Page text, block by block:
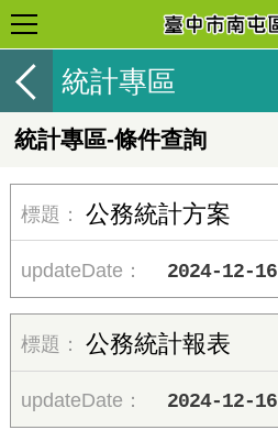
統計專區
統計專區-條件查詢
公務統計方案
2024-12-16
公務統計報表
2024-12-16